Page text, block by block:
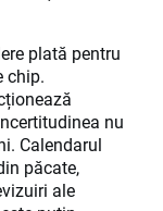
plată pentru
chip.
nu
Calendarul
păcate,
ale